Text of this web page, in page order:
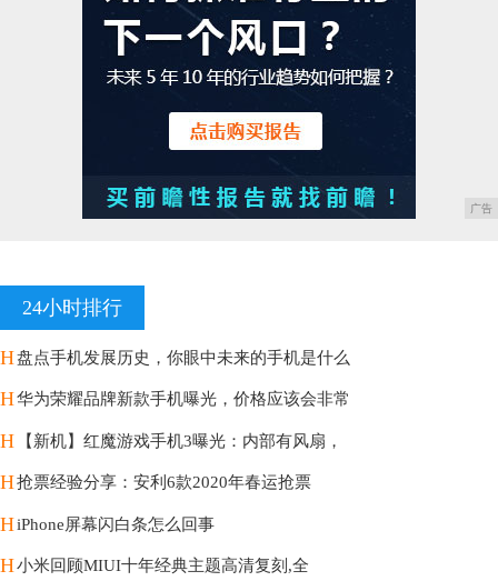
广告
24小时排行
H盘点手机发展历史，你眼中未来的手机是什么
H华为荣耀品牌新款手机曝光，价格应该会非常
H 【新机】红魔游戏手机3曝光：内部有风扇，
H抢票经验分享：安利6款2020年春运抢票
HiPhone屏幕闪白条怎么回事
H小米回顾MIUI十年经典主题高清复刻,全